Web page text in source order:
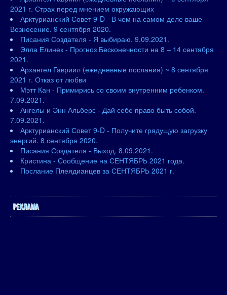
2021 г. Страх перед мнением окружающих
Арктурианский Совет 9-D - В чем на самом деле ваше
Вознесение. 9 сентября 2020.
Писания Создателя - Я выбираю. 9.09.2021.
Элла Елинек - Прогноз Бесконечности на 8 – 14 сентября
2021.
Архангел Гавриил (ежедневные послания) ~ 8 сентября
2021 г. Отказ от любви
Мэтт Кан - Примирись со своим внутренним ребенком.
7.09.2021.
Ангелы и Энн Альберс - Дай себе право быть собой.
7.09.2021.
Арктурианский Совет 9-D - Получите грядущую загрузку
энергий. 8 сентября 2020.
Писания Создателя - Выход. 8.09.2021.
Кристина - Сообщение на СЕНТЯБРЬ 2021 года.
Послание Плеядианцев за СЕНТЯБРЬ 2021 г.
РЕКЛАМА